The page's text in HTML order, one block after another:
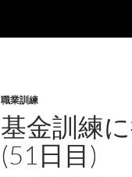
職業訓練
基金訓練
(51日目)